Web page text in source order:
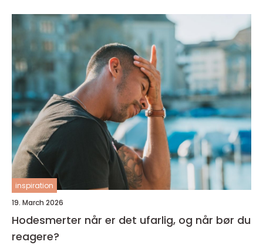
inspiration
19. March 2026
Hodesmerter når er det ufarlig, og når bør du
reagere?